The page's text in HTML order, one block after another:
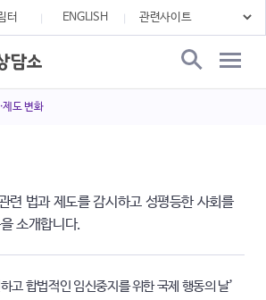
제도 변화
터 ENGLISH
련 법과 제도를 감시하고 성평등한 사회를
소개합니다.
고 합법적인 임신중지를 위한 국제 행동의 날’